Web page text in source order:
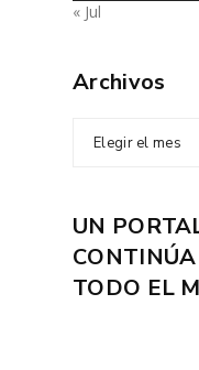
« Jul
Archivos
Elegir el mes
UN
TODO EL